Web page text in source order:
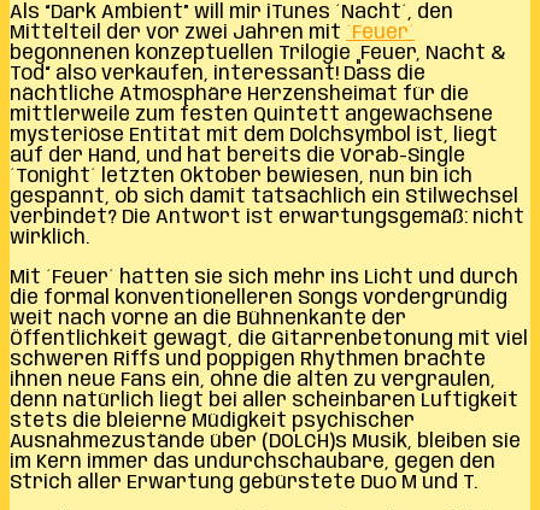
Als “Dark Ambient” will mir iTunes ´Nacht´, den
Mittelteil der vor zwei Jahren mit ´Feuer´
begonnenen konzeptuellen Trilogie „Feuer, Nacht &
Tod“ also verkaufen, interessant! Dass die
nächtliche Atmosphäre Herzensheimat für die
mittlerweile zum festen Quintett angewachsene
mysteriöse Entität mit dem Dolchsymbol ist, liegt
auf der Hand, und hat bereits die Vorab-Single
´Tonight´ letzten Oktober bewiesen, nun bin ich
gespannt, ob sich damit tatsächlich ein Stilwechsel
verbindet? Die Antwort ist erwartungsgemäß: nicht
wirklich.
Mit ´Feuer´ hatten sie sich mehr ins Licht und durch
die formal konventionelleren Songs vordergründig
weit nach vorne an die Bühnenkante der
Öffentlichkeit gewagt, die Gitarrenbetonung mit viel
schweren Riffs und poppigen Rhythmen brachte
ihnen neue Fans ein, ohne die alten zu vergraulen,
denn natürlich liegt bei aller scheinbaren Luftigkeit
stets die bleierne Müdigkeit psychischer
Ausnahmezustände über (DOLCH)s Musik, bleiben sie
im Kern immer das undurchschaubare, gegen den
Strich aller Erwartung gebürstete Duo M und T.